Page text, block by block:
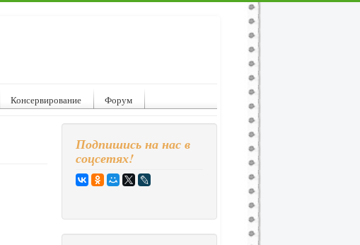
Консервирование Форум
Подпишись на нас в
соцсетях!